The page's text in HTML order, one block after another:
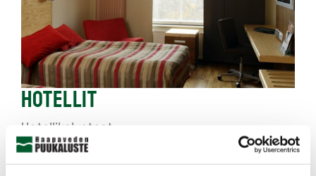
Hotellit
Hotellikalusteet
Koulut